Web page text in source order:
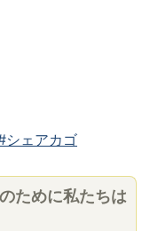
シェアカゴ
ために私たちは